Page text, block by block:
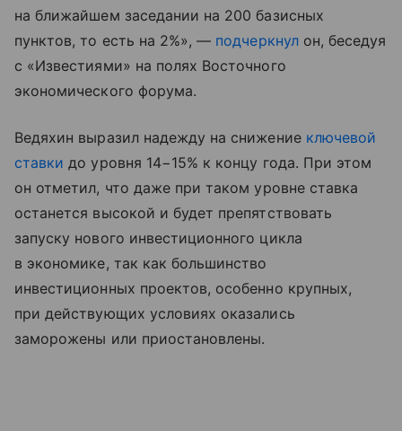
на ближайшем заседании на 200 базисных
пунктов, то есть на 2%», — подчеркнулон, беседуя
с «Известиями» на полях Восточного
экономического форума.
Ведяхин выразил надежду на снижение ключевой
ставки до уровня 14−15% к концу года. При этом
он отметил, что даже при таком уровне ставка
останется высокой и будет препятствовать
запуску нового инвестиционного цикла
в экономике, так как большинство
инвестиционных проектов, особенно крупных,
при действующих условиях оказались
заморожены или приостановлены.